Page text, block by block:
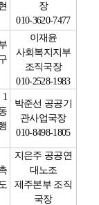
장
010-3620-7477
이재윤
사회복지지부
조직국장
010-2528-1983
1
박준선 공공기
관사업국장
010-8498-1805
지은주 공공연
대노조
제주본부 조직
국장